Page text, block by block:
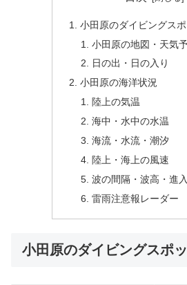
小田原のダイビングス
小田原の地図・天気
日の出・日の入り
小田原の海洋状況
陸上の気温
海中・水中の水温
海流・水流・潮汐
陸上・海上の風速
波の間隔・波高・進
雷雨注意報レーダー
小田原のダイビングスポ